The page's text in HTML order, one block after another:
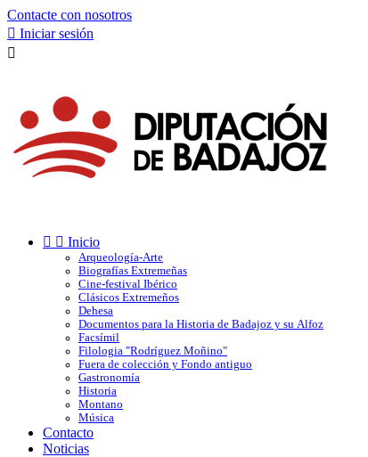
Contacte con nosotros
 Iniciar sesión

  Inicio
Arqueología-Arte
Biografías Extremeñas
Cine-festival Ibérico
Clásicos Extremeños
Dehesa
Documentos para la Historia de Badajoz y su Alfoz
Facsímil
Filologia "Rodríguez Moñino"
Fuera de colección y Fondo antiguo
Gastronomía
Historia
Montano
Música
Contacto
Noticias